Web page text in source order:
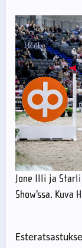
Jone Illi ja
Show'ssa. Kuva